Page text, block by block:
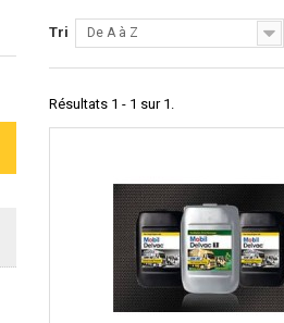
Tri De A à Z
Résultats 1 - 1 sur 1.